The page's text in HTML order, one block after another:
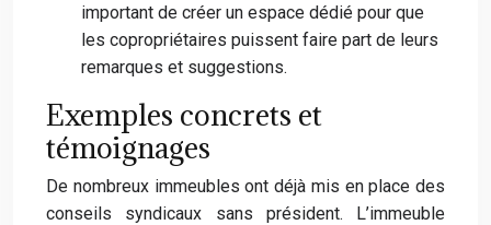
important de créer un espace dédié pour que
les copropriétaires puissent faire part de leurs
remarques et suggestions.
Exemples concrets et
témoignages
De nombreux immeubles ont déjà mis en place des
conseils syndicaux sans président. L’immeuble